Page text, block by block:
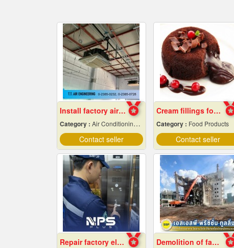
Install factory air conditioning system
Category : Air Conditioning Contractors
Contact seller
Cream fillings for bread
Category : Food Products
Contact seller
Repair factory elevators, warehouses Demolition of factory in Samut Prakan